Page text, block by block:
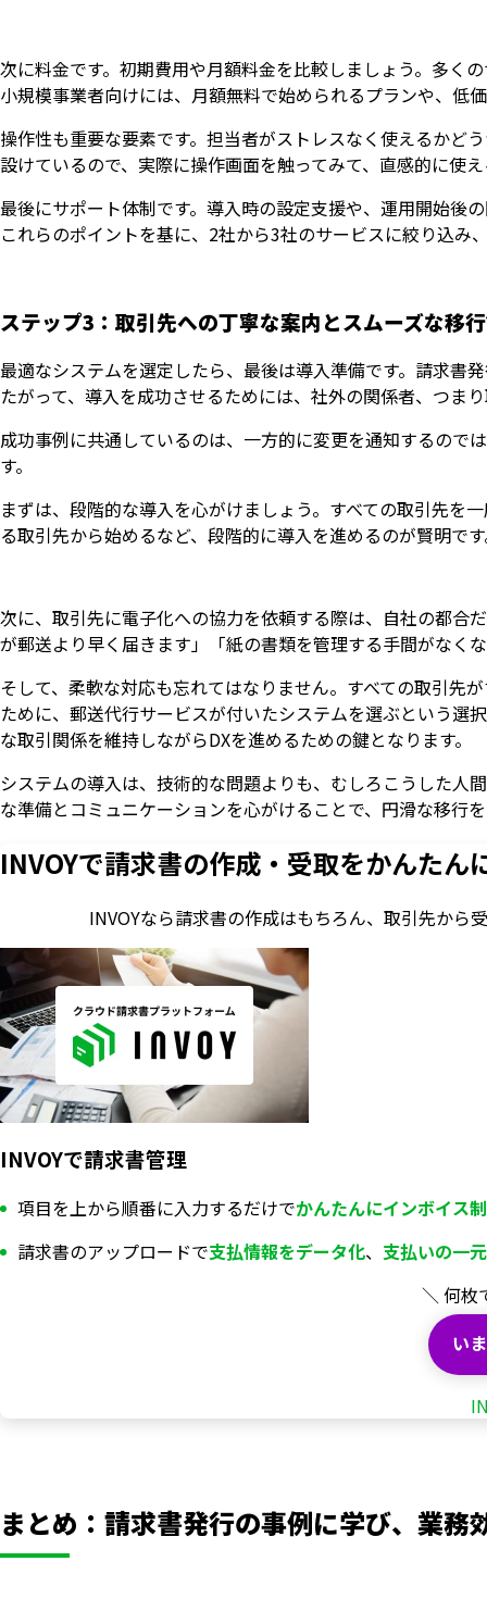
次に料金です。初期費用や月額料金を比較しましょう。多く
小規模事業者向けには、月額無料で始められるプランや、低
操作性も重要な要素です。担当者がストレスなく使えるかど
設けているので、実際に操作画面を触ってみて、直感的に使
最後にサポート体制です。導入時の設定支援や、運用開始後
これらのポイントを基に、2社から3社のサービスに絞り込
ステップ3：取引先への丁寧な案内とスムーズな移
最適なシステムを選定したら、最後は導入準備です。請求書
たがって、導入を成功させるためには、社外の関係者、つま
成功事例に共通しているのは、一方的に変更を通知するので
す。
まずは、段階的な導入を心がけましょう。すべての取引先を
る取引先から始めるなど、段階的に導入を進めるのが賢明で
次に、取引先に電子化への協力を依頼する際は、自社の都合
が郵送より早く届きます」「紙の書類を管理する手間がなく
そして、柔軟な対応も忘れてはなりません。すべての取引先
ために、郵送代行サービスが付いたシステムを選ぶという選
な取引関係を維持しながらDXを進めるための鍵となります。
システムの導入は、技術的な問題よりも、むしろこうした人
な準備とコミュニケーションを心がけることで、円滑な移行
INVOYで請求書の作成・ 受取をかんたん
INVOYなら請求書の作成はもちろん、 取引先から
INVOYで請求書管理
項目を上から順番に入力するだけでかんたんにインボイス
請求書のアップロードで支払情報をデータ化、 支払いの一
＼ 何枚
い
まとめ：請求書発行の事例に学び、業務